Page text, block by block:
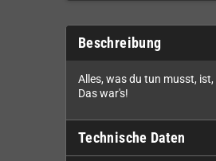
Beschreibung
Alles, was du tun musst,
Das war's!
Technische Daten